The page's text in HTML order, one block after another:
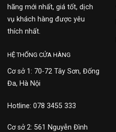
hãng mới nhất, giá tốt, dịch
vụ khách hàng được yêu
thích nhất.
HỆ THỐNG CỬA HÀNG
Cơ sở 1: 70-72 Tây Sơn, Đống
Đa, Hà Nội
Hotline: 078 3455 333
Cơ sở 2: 561 Nguyễn Đình